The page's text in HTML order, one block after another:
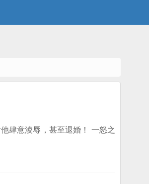
肆意淩辱，甚至退婚！ 一怒之